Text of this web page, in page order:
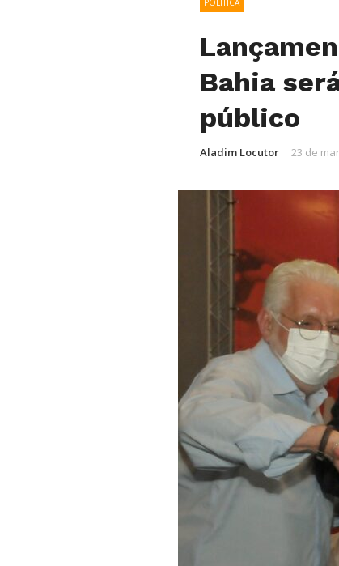
POLÍTICA
Bahia
público
Aladim Locutor 23 de